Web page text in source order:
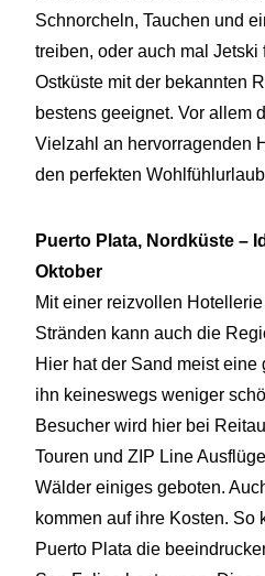
Schnorcheln, Tauchen und
treiben, oder auch mal Jetski
Ostküste mit der bekannten
bestens geeignet. Vor allem
Vielzahl an hervorragenden
den perfekten
Puerto Plata, Nordküste –
Oktober
Mit einer reizvollen
Stränden kann auch die
Hier hat der Sand meist
ihn keineswegs weniger
Besucher wird hier bei
Touren und ZIP Line
Wälder einiges geboten.
kommen auf ihre Kosten. So
Puerto Plata die